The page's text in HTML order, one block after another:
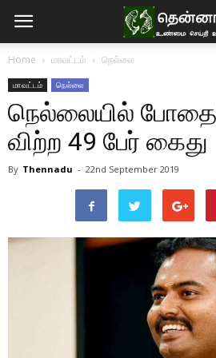
Home மாவட்டம் நெல்லை
மாவட்டம் நெல்லை
நெல்லையில்
விற்ற 49 பேர் கைது
By Thennadu - 22nd September 2019